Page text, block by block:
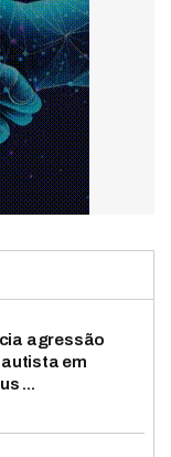
agressão
em
...